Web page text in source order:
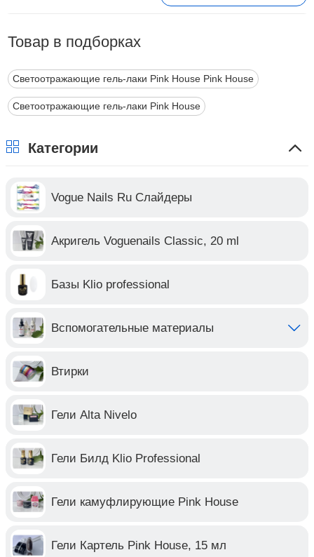
Товар в подборках
Светоотражающие гель-лаки Pink House Pink House
Светоотражающие гель-лаки Pink House
Категории
Vogue Nails Ru Слайдеры
Акригель Voguenails Classic, 20 ml
Базы Klio professional
Вспомогательные материалы
Втирки
Гели Alta Nivelo
Гели Билд Klio Professional
Гели камуфлирующие Pink House
Гели Картель Pink House, 15 мл